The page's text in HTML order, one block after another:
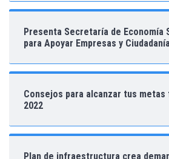
Presenta Secretaría de Economía
para Apoyar Empresas y
Consejos para alcanzar tus metas
2022
Plan de infraestructura crea